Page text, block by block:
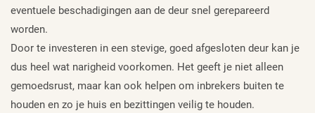
eventuele beschadigingen aan de deur snel gerepareerd
worden.
Door te investeren in een stevige, goed afgesloten deur kan je
dus heel wat narigheid voorkomen. Het geeft je niet alleen
gemoedsrust, maar kan ook helpen om inbrekers buiten te
houden en zo je huis en bezittingen veilig te houden.